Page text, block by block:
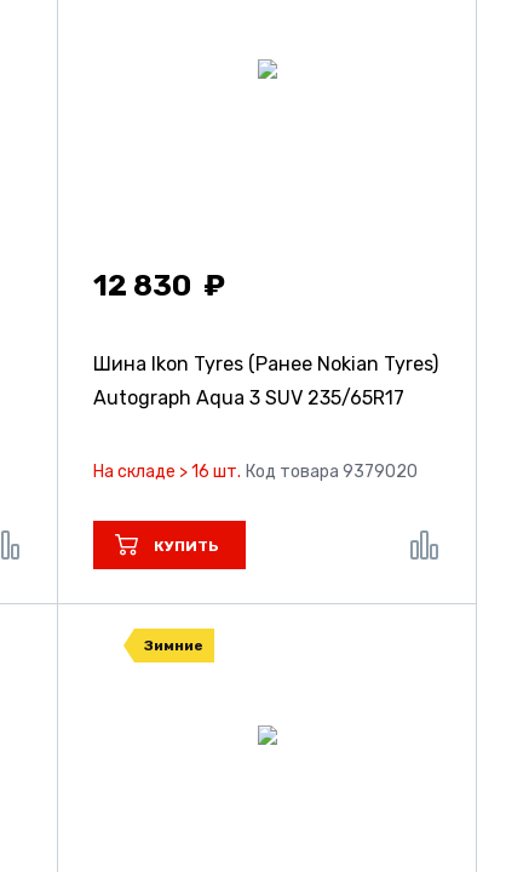
12 830
Шина Ikon Tyres (Ранее Nokian Tyres)
Autograph Aqua 3 SUV 235/65R17
На складе > 16 шт. Код товара 9379020
КУПИТЬ
Зимние